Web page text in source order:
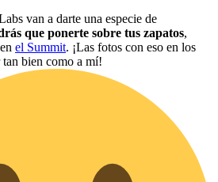
van a darte una especie de
que ponerte sobre tus zapatos,
el Summit. ¡Las fotos con eso en los
tan bien como a mí!